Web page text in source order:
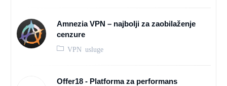
Amnezia VPN – najbolji za zaobilaženje
cenzure
VPN usluge
Offer18 - Platforma za performans